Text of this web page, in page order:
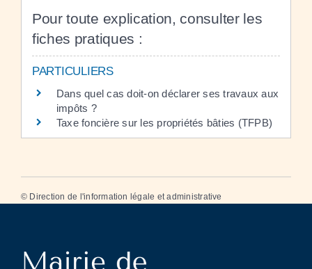
Pour toute explication, consulter les
fiches pratiques :
PARTICULIERS
Dans quel cas doit-on déclarer ses travaux aux
impôts ?
Taxe foncière sur les propriétés bâties (TFPB)
© Direction de l'information légale et administrative